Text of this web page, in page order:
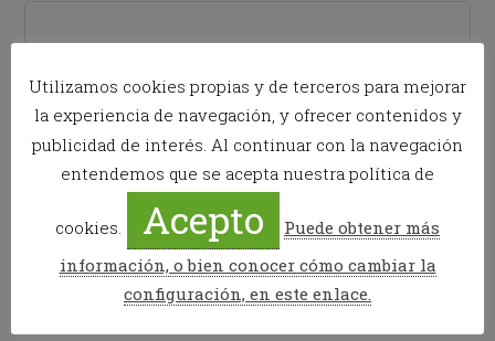
Utilizamos cookies propias y de terceros para mejorar
la experiencia de navegación, y ofrecer contenidos y
publicidad de interés. Al continuar con la navegación
entendemos que se acepta nuestra política de
cookies. Acepto
Puede obtener más
información, o bien conocer cómo cambiar la
configuración, en este enlace.